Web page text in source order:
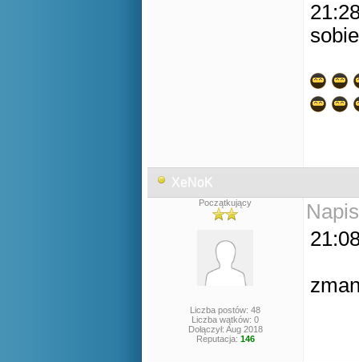
XeNoK
Początkujący
Liczba postów: 48
Liczba wątków: 0
Dołączył: Aug 2018
Reputacja: 146